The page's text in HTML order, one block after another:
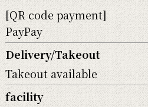
[QR code payment]
PayPay
Delivery/Takeout
Takeout available
facility